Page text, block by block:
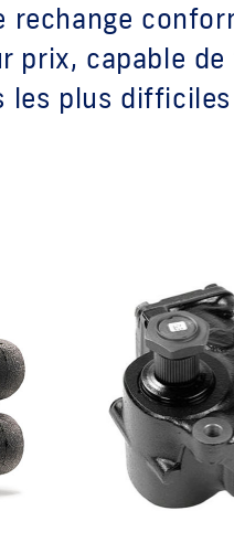
rechange
prix, capable
les plus